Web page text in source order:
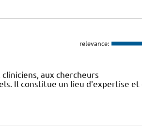
relevance:
aux chercheurs
Il constitue un lieu d'expertise et